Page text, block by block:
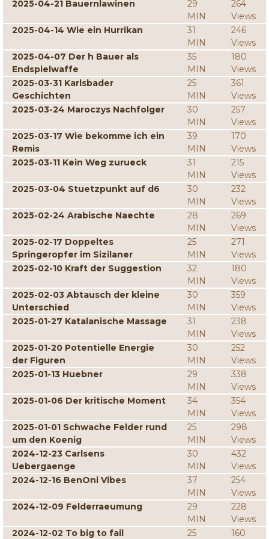
2025-04-21 Bauernlawinen
29
MIN
264
Views
2025-04-14 Wie ein Hurrikan
31
MIN
246
Views
2025-04-07 Der h Bauer als
Endspielwaffe
35
MIN
180
Views
2025-03-31 Karlsbader
Geschichten
25
MIN
361
Views
2025-03-24 Maroczys Nachfolger
30
MIN
257
Views
2025-03-17 Wie bekomme ich ein
Remis
39
MIN
170
Views
2025-03-11 Kein Weg zurueck
31
MIN
215
Views
2025-03-04 Stuetzpunkt auf d6
30
MIN
232
Views
2025-02-24 Arabische Naechte
28
MIN
269
Views
2025-02-17 Doppeltes
Springeropfer im Sizilaner
25
MIN
271
Views
2025-02-10 Kraft der Suggestion
32
MIN
180
Views
2025-02-03 Abtausch der kleine
Unterschied
30
MIN
359
Views
2025-01-27 Katalanische Massage
31
MIN
238
Views
2025-01-20 Potentielle Energie
der Figuren
30
MIN
252
Views
2025-01-13 Huebner
29
MIN
338
Views
2025-01-06 Der kritische Moment
34
MIN
354
Views
2025-01-01 Schwache Felder rund
um den Koenig
25
MIN
298
Views
2024-12-23 Carlsens
Uebergaenge
30
MIN
432
Views
2024-12-16 BenOni Vibes
37
MIN
254
Views
2024-12-09 Felderraeumung
29
MIN
228
Views
2024-12-02 To big to fail
25
160